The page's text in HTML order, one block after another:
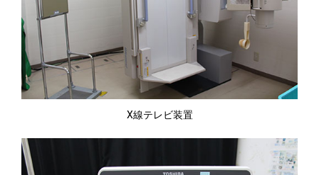
X線テレビ装置